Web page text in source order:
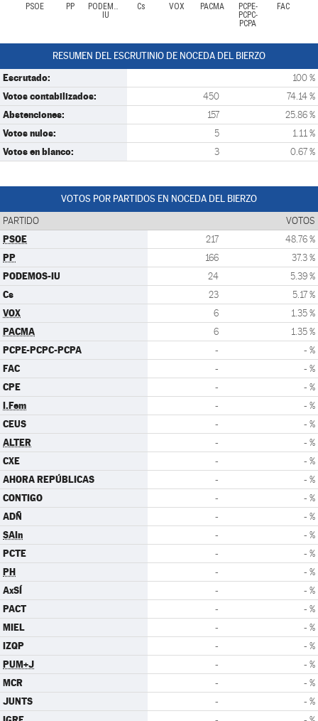
PSOE PP
PODEMOS-
IU
Cs VOX PACMA
PCPE-
PCPC-
PCPA
FAC
RESUMEN DEL ESCRUTINIO DE NOCEDA DEL BIERZO
Escrutado: 100 %
Votos contabilizados: 450 74.14 %
Abstenciones: 157 25.86 %
Votos nulos: 5 1.11 %
Votos en blanco: 3 0.67 %
VOTOS POR PARTIDOS EN NOCEDA DEL BIERZO
PARTIDO VOTOS
PSOE 217 48.76 %
PP 166 37.3 %
PODEMOS-IU 24 5.39 %
Cs 23 5.17 %
VOX 6 1.35 %
PACMA 6 1.35 %
PCPE-PCPC-PCPA - - %
FAC - - %
CPE - - %
I.Fem - - %
CEUS - - %
ALTER - - %
CXE - - %
AHORA REPÚBLICAS - - %
CONTIGO - - %
ADÑ - - %
SAIn - - %
PCTE - - %
PH - - %
AxSÍ - - %
PACT - - %
MIEL - - %
IZQP - - %
PUM+J - - %
MCR - - %
JUNTS - - %